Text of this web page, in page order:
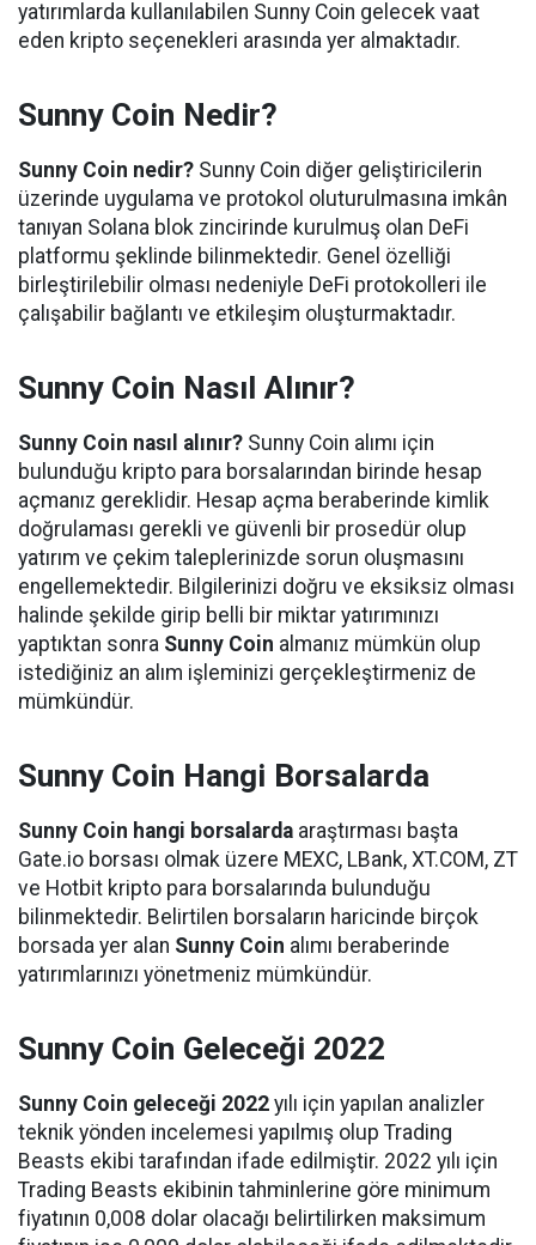
yatırımlarda kullanılabilen Sunny Coin gelecek vaat
eden kripto seçenekleri arasında yer almaktadır.
Sunny Coin Nedir?
Sunny Coin nedir? Sunny Coin diğer geliştiricilerin
üzerinde uygulama ve protokol oluturulmasına imkân
tanıyan Solana blok zincirinde kurulmuş olan DeFi
platformu şeklinde bilinmektedir. Genel özelliği
birleştirilebilir olması nedeniyle DeFi protokolleri ile
çalışabilir bağlantı ve etkileşim oluşturmaktadır.
Sunny Coin Nasıl Alınır?
Sunny Coin nasıl alınır? Sunny Coin alımı için
bulunduğu kripto para borsalarından birinde hesap
açmanız gereklidir. Hesap açma beraberinde kimlik
doğrulaması gerekli ve güvenli bir prosedür olup
yatırım ve çekim taleplerinizde sorun oluşmasını
engellemektedir. Bilgilerinizi doğru ve eksiksiz olması
halinde şekilde girip belli bir miktar yatırımınızı
yaptıktan sonra Sunny Coin almanız mümkün olup
istediğiniz an alım işleminizi gerçekleştirmeniz de
mümkündür.
Sunny Coin Hangi Borsalarda
Sunny Coin hangi borsalarda araştırması başta
Gate.io borsası olmak üzere MEXC, LBank, XT.COM, ZT
ve Hotbit kripto para borsalarında bulunduğu
bilinmektedir. Belirtilen borsaların haricinde birçok
borsada yer alan Sunny Coin alımı beraberinde
yatırımlarınızı yönetmeniz mümkündür.
Sunny Coin Geleceği 2022
Sunny Coin geleceği 2022 yılı için yapılan analizler
teknik yönden incelemesi yapılmış olup Trading
Beasts ekibi tarafından ifade edilmiştir. 2022 yılı için
Trading Beasts ekibinin tahminlerine göre minimum
fiyatının 0,008 dolar olacağı belirtilirken maksimum